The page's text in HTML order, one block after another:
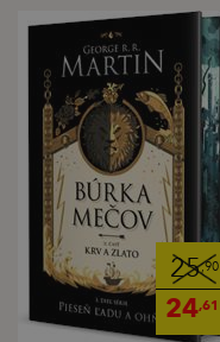
25,90
24,61